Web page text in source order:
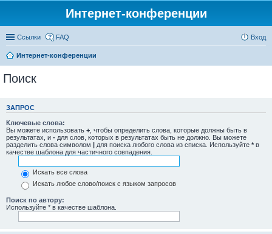
Интернет-конференции
Ссылки FAQ Вход
Интернет-конференции
Поиск
ЗАПРОС
Ключевые слова:
Вы можете использовать + , чтобы определить слова, которые должны быть в
результатах, и - для слов, которых в результатах быть не должно. Вы можете
разделить слова символом | для поиска любого слова из списка. Используйте * в
качестве шаблона для частичного совпадения.
Искать все слова
Искать любое слово/поиск с языком запросов
Поиск по автору:
Используйте * в качестве шаблона.